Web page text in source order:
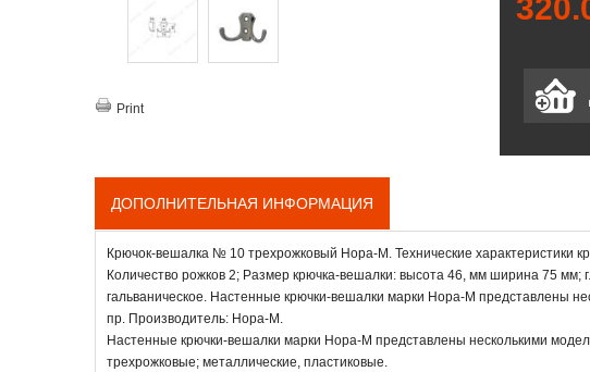
Print
ДОПОЛНИТЕЛЬНАЯ ИНФОРМАЦИЯ
Крючок-вешалка № 10 трехрожковый Нора-М. Технические характеристики
Количество рожков 2; Размер крючка-вешалки: высота 46, мм ширина 75
гальваническое. Настенные крючки-вешалки марки Нора-М представлены
пр. Производитель: Нора-М.
Настенные крючки-вешалки марки Нора-М представлены несколькими
трехрожковые; металлические, пластиковые.